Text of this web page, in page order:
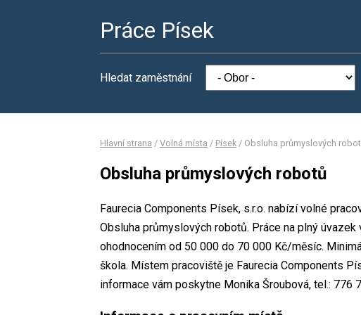
Práce Písek
Hledat zaměstnání
Hlavní strana / Volná místa / Písek / Obsluha průmyslových
Obsluha průmyslových robotů
Faurecia Components Písek, s.r.o. nabízí volné
Obsluha průmyslových robotů. Práce na plný
ohodnocením od 50 000 do 70 000 Kč/měsíc.
škola. Místem pracoviště je Faurecia Components
informace vám poskytne Monika Šroubová, tel.: 776